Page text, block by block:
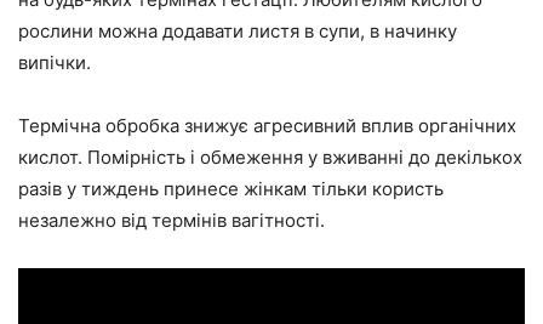
рослини можна додавати листя в супи, в начинку
випічки.
Термічна обробка знижує агресивний вплив органічних
кислот. Помірність і обмеження у вживанні до декількох
разів у тиждень принесе жінкам тільки користь
незалежно від термінів вагітності.